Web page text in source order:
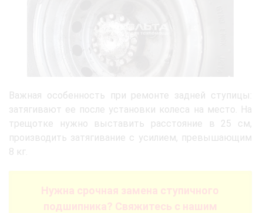
Важная особенность при ремонте задней ступицы:
затягивают ее после установки колеса на место. На
трещотке нужно выставить расстояние в 25 см,
производить затягивание с усилием, превышающим
8 кг.
Нужна срочная замена ступичного
подшипника? Свяжитесь с нашим